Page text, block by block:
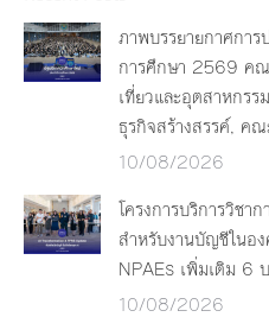
ภาพบรรยายกาศกา
การศึกษา 2569 ค
เที่ยวและอุตสาหกรร
ธุรกิจสร้างสรรค์, ค
10/08/2026
โครงการบริการวิช
สำหรับงานบัญชีในอ
NPAEs เพิ่มเติม 6
10/08/2026